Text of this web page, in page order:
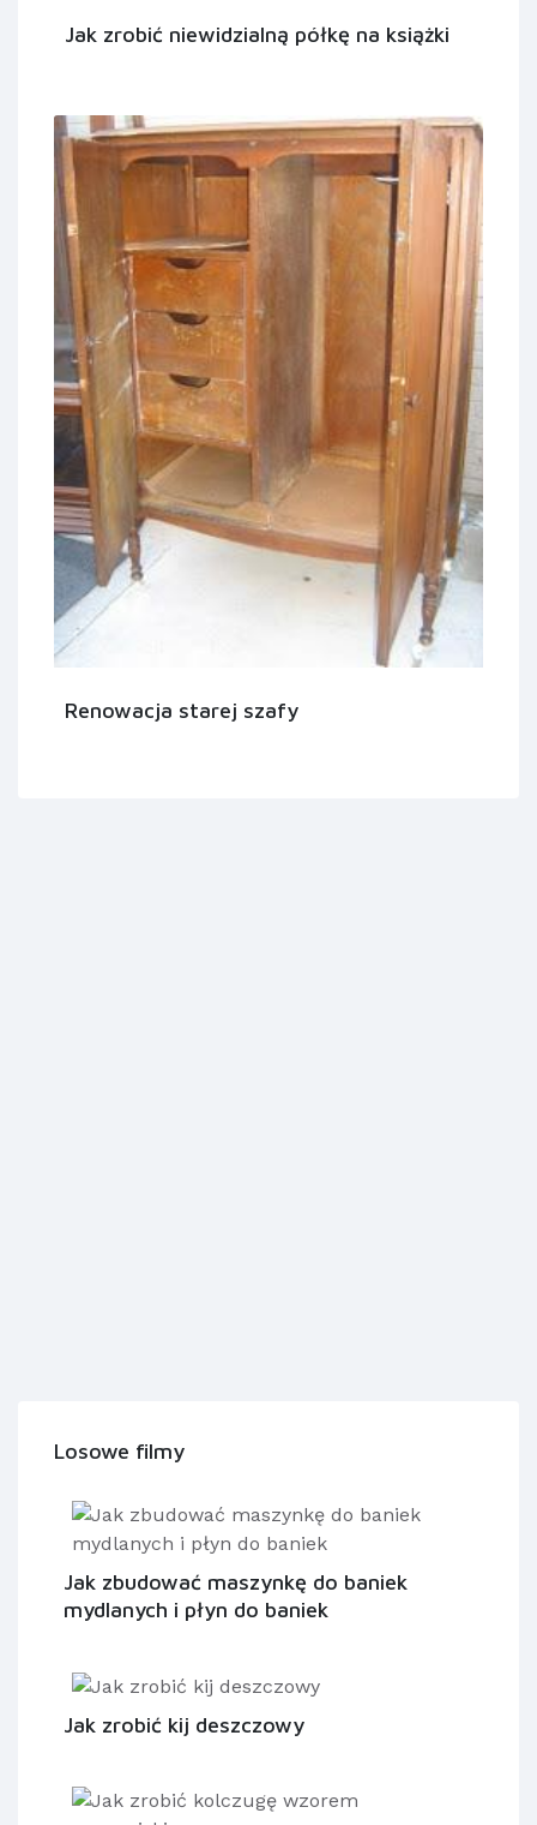
Jak zrobić niewidzialną półkę na książki
Renowacja starej szafy
Losowe filmy
Jak zbudować maszynkę do baniek
mydlanych i płyn do baniek
Jak zrobić kij deszczowy